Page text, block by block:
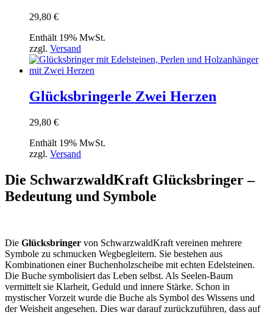
29,80 €
Enthält 19% MwSt.
zzgl. Versand
Glücksbringerle Zwei Herzen
29,80 €
Enthält 19% MwSt.
zzgl. Versand
Die SchwarzwaldKraft Glücksbringer –
Bedeutung und Symbole
Die Glücksbringer von SchwarzwaldKraft vereinen mehrere
Symbole zu schmucken Wegbegleitern. Sie bestehen aus
Kombinationen einer Buchenholzscheibe mit echten Edelsteinen.
Die Buche symbolisiert das Leben selbst. Als Seelen-Baum
vermittelt sie Klarheit, Geduld und innere Stärke. Schon in
mystischer Vorzeit wurde die Buche als Symbol des Wissens und
der Weisheit angesehen. Dies war darauf zurückzuführen, dass auf